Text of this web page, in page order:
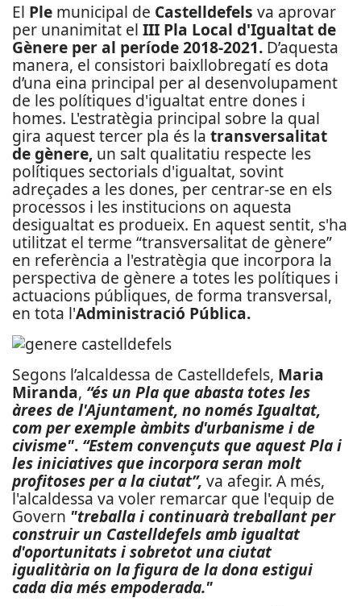
El Ple municipal de Castelldefels va aprovar
per unanimitat el III Pla Local d'Igualtat de
Gènere per al període 2018-2021. D’aquesta
manera, el consistori baixllobregatí es dota
d’una eina principal per al desenvolupament
de les polítiques d'igualtat entre dones i
homes. L'estratègia principal sobre la qual
gira aquest tercer pla és la transversalitat
de gènere, un salt qualitatiu respecte les
polítiques sectorials d'igualtat, sovint
adreçades a les dones, per centrar-se en els
processos i les institucions on aquesta
desigualtat es produeix. En aquest sentit, s'ha
utilitzat el terme “transversalitat de gènere”
en referència a l'estratègia que incorpora la
perspectiva de gènere a totes les polítiques i
actuacions públiques, de forma transversal,
en tota l'Administració Pública.
Segons l’alcaldessa de Castelldefels, Maria
Miranda, “és un Pla que abasta totes les
àrees de l'Ajuntament, no només Igualtat,
com per exemple àmbits d'urbanisme i de
civisme". “Estem convençuts que aquest Pla i
les iniciatives que incorpora seran molt
profitoses per a la ciutat”, va afegir. A més,
l'alcaldessa va voler remarcar que l'equip de
Govern "treballa i continuarà treballant per
construir un Castelldefels amb igualtat
d'oportunitats i sobretot una ciutat
igualitària on la figura de la dona estigui
cada dia més empoderada."